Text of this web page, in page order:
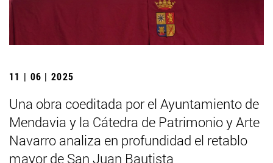
11 | 06 | 2025
Una obra coeditada por el Ayuntamiento de
Mendavia y la Cátedra de Patrimonio y Arte
Navarro analiza en profundidad el retablo
mayor de San Juan Bautista